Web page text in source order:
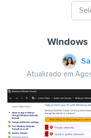
Windows
Atualizado em